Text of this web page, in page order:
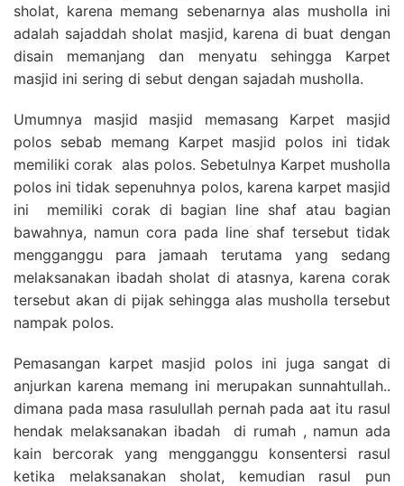
sholat, karena memang sebenarnya alas musholla ini
adalah sajaddah sholat masjid, karena di buat dengan
disain memanjang dan menyatu sehingga Karpet
masjid ini sering di sebut dengan sajadah musholla.
Umumnya masjid masjid memasang Karpet masjid
polos sebab memang Karpet masjid polos ini tidak
memiliki corak alas polos. Sebetulnya Karpet musholla
polos ini tidak sepenuhnya polos, karena karpet masjid
ini memiliki corak di bagian line shaf atau bagian
bawahnya, namun cora pada line shaf tersebut tidak
mengganggu para jamaah terutama yang sedang
melaksanakan ibadah sholat di atasnya, karena corak
tersebut akan di pijak sehingga alas musholla tersebut
nampak polos.
Pemasangan karpet masjid polos ini juga sangat di
anjurkan karena memang ini merupakan sunnahtullah..
dimana pada masa rasulullah pernah pada aat itu rasul
hendak melaksanakan ibadah di rumah , namun ada
kain bercorak yang mengganggu konsentersi rasul
ketika melaksanakan sholat, kemudian rasul pun